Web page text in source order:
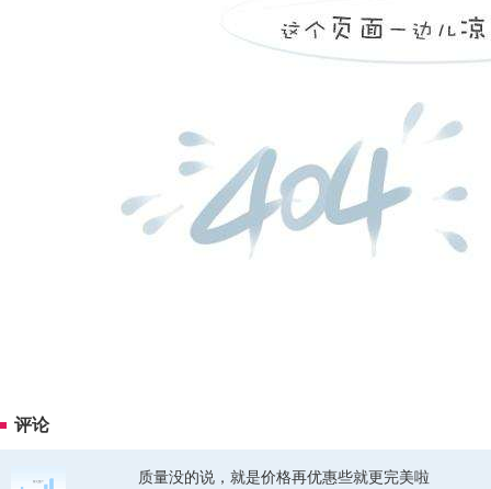
评论
质量没的说，就是价格再优惠些就更完美啦